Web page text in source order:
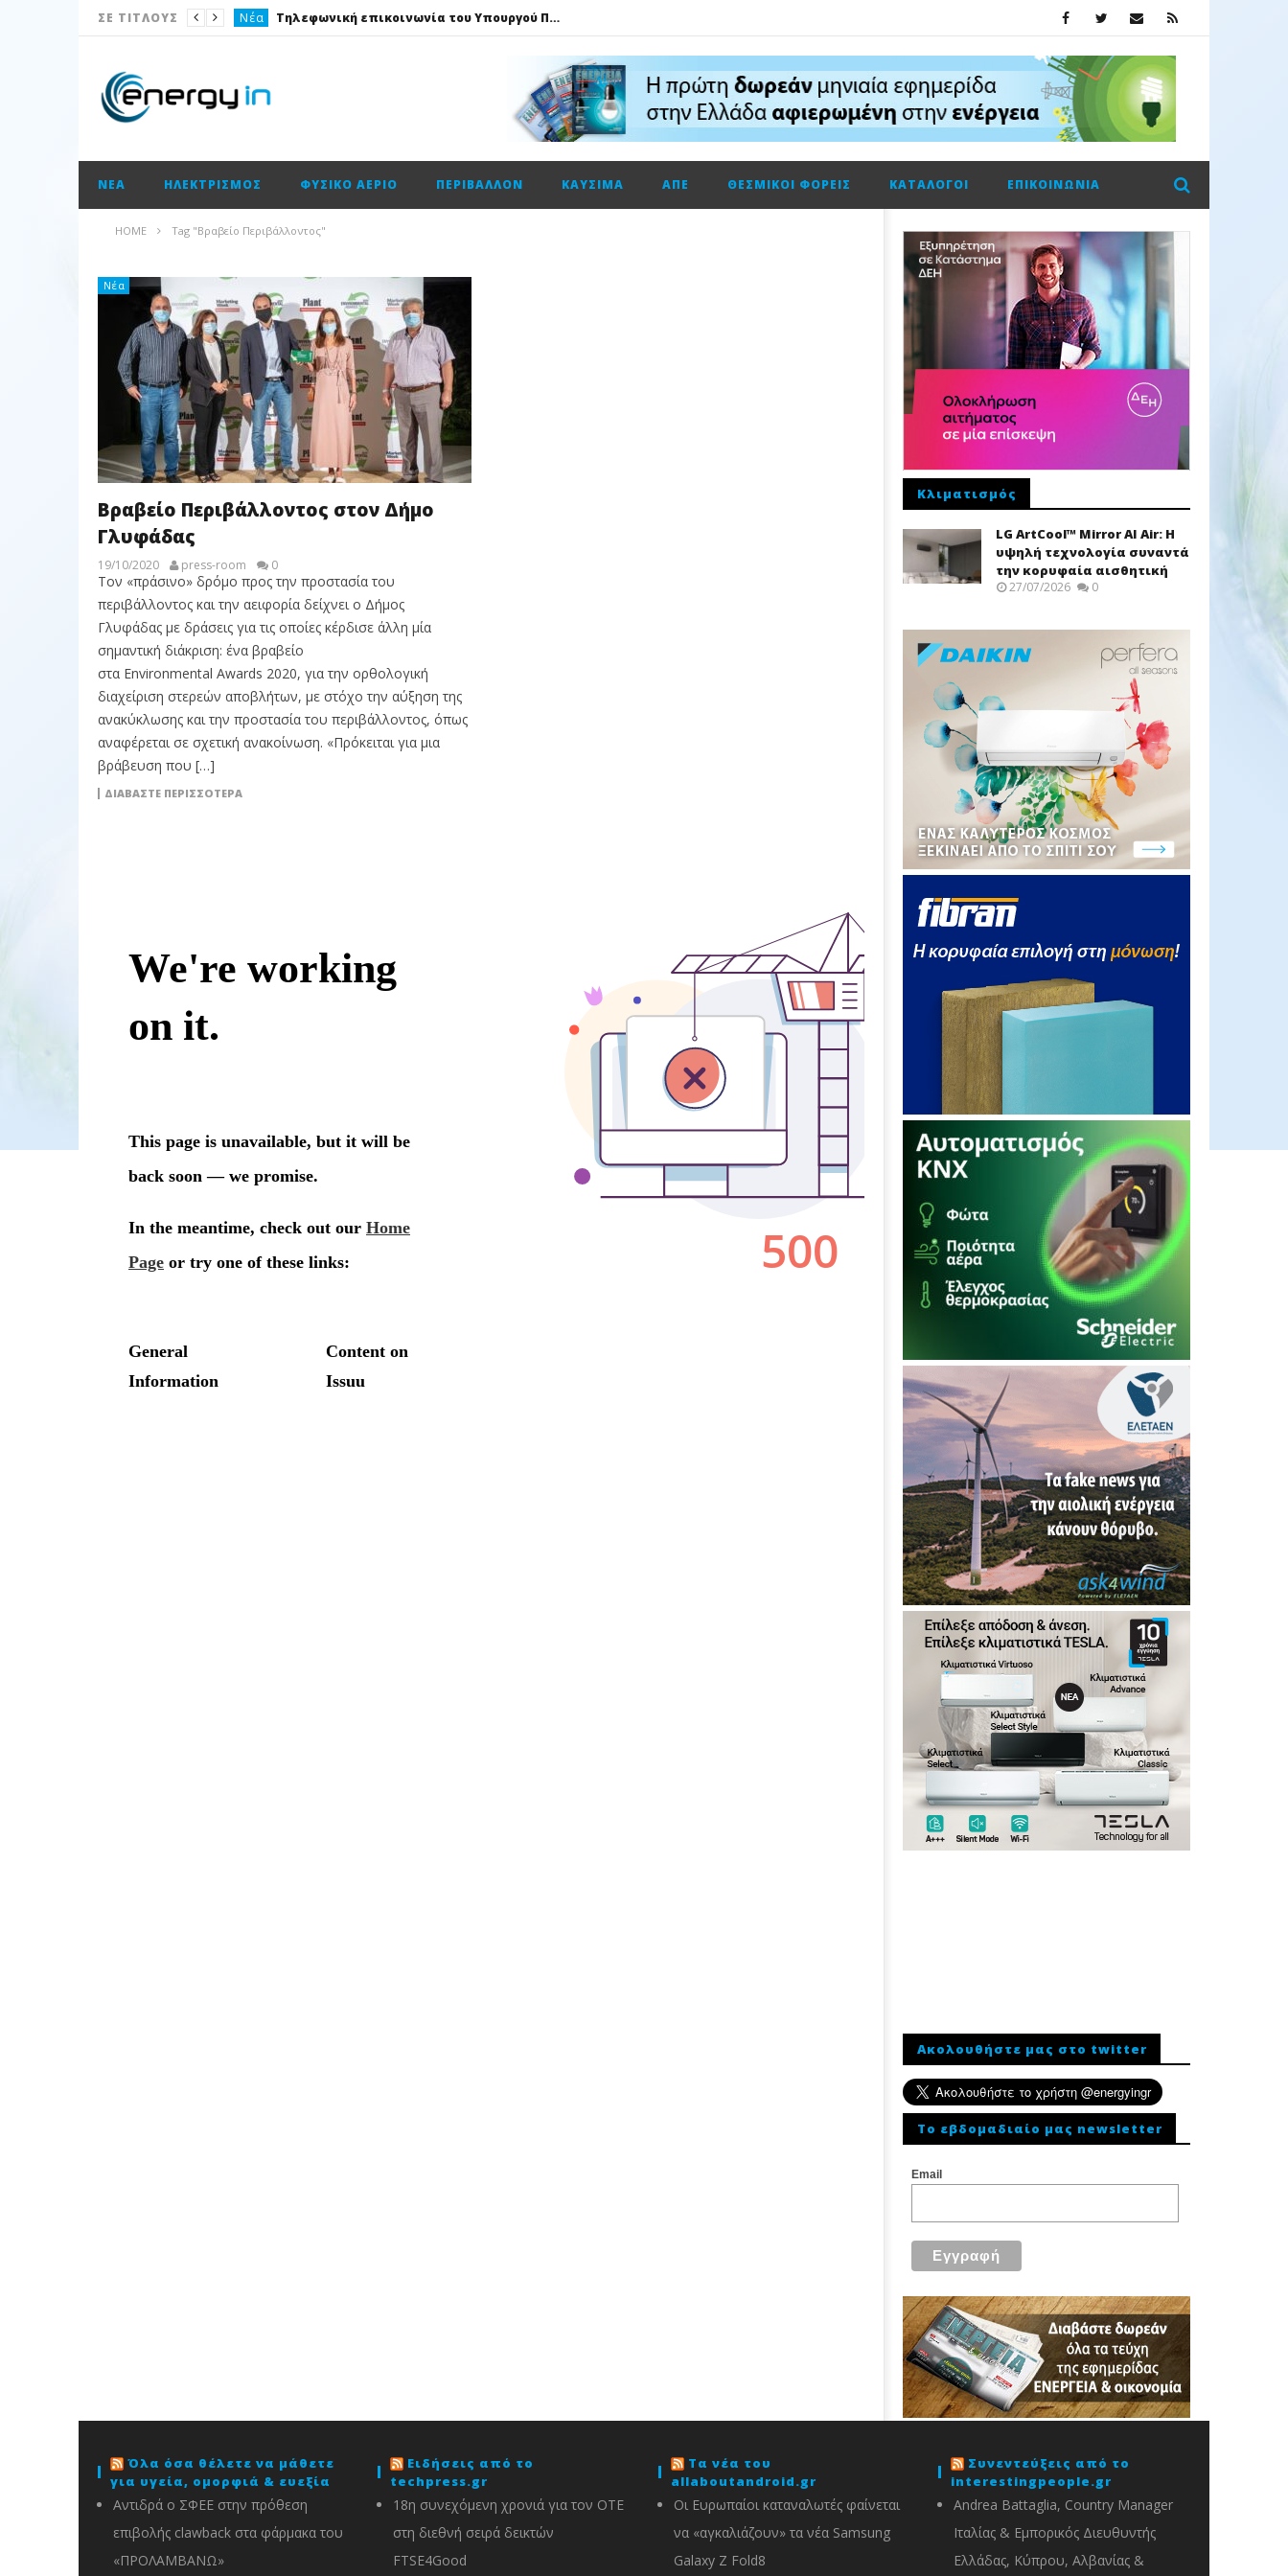
ΣΕ ΤΙΤΛΟΥΣ Νέα Τηλεφωνική επικοινωνία του Υπουργού Περιβάλλοντος και Ενέργειας, κ. Σταύρου Παπασταύρου με τον Ισραηλινό ομόλογό του, κ. Eli Cohen
Ηλεκτρισμός GSI: Η είσοδος της Meridiam αλλάζει τα δεδομένα για τη διασύνδεση Ελλάδας – Κύπρου
Ο Όμιλος AKTOR εξαγοράζει το 75% των εταιρειών ΗΛΕΚΤΩΡ και THALIS στο πλαίσιο στρατηγικής συνεργασίας με τον Όμιλο ΜΟΤΟΡ ΟΪΛ
Ισολογισμοί Metlen: Σε επίπεδο ρεκόρ τα EBITDA το εξάμηνο, στα 550 εκατ. ευρώ – Κέρδη 2,18 ευρώ ανά μετοχή
Ισολογισμοί
ΝΈΑ ΗΛΕΚΤΡΙΣΜΌΣ ΦΥΣΙΚΌ ΑΈΡΙΟ ΠΕΡΙΒΆΛΛΟΝ ΚΑΎΣΙΜΑ ΑΠΕ ΘΕΣΜΙΚΟΊ ΦΟΡΕΊΣ ΚΑΤΆΛΟΓΟΙ ΕΠΙΚΟΙΝΩΝΊΑ
HOME Tag "Βραβείο Περιβάλλοντος"
Νέα
Βραβείο Περιβάλλοντος στον Δήμο
Γλυφάδας
19/10/2020 press-room 0
Τον «πράσινο» δρόμο προς την προστασία του
περιβάλλοντος και την αειφορία δείχνει ο Δήμος
Γλυφάδας με δράσεις για τις οποίες κέρδισε άλλη μία
σημαντική διάκριση: ένα βραβείο
στα Environmental Awards 2020, για την ορθολογική
διαχείριση στερεών αποβλήτων, με στόχο την αύξηση της
ανακύκλωσης και την προστασία του περιβάλλοντος, όπως
αναφέρεται σε σχετική ανακοίνωση. «Πρόκειται για μια
βράβευση που […]
ΔΙΑΒΆΣΤΕ ΠΕΡΙΣΣΌΤΕΡΑ
Κλιματισμός
LG ArtCool™ Mirror AI Air: Η
υψηλή τεχνολογία συναντά
την κορυφαία αισθητική
27/07/2026 0
Ακολουθήστε μας στο twitter
To εβδομαδιαίο μας newsletter
Email
Όλα όσα θέλετε να μάθετε
για υγεία, ομορφιά & ευεξία
Αντιδρά ο ΣΦΕΕ στην πρόθεση
επιβολής clawback στα φάρμακα του
«ΠΡΟΛΑΜΒΑΝΩ»
Ειδήσεις από το
techpress.gr
18η συνεχόμενη χρονιά για τον ΟΤΕ
στη διεθνή σειρά δεικτών
FTSE4Good
Τα νέα του
allaboutandroid.gr
Οι Ευρωπαίοι καταναλωτές φαίνεται
να «αγκαλιάζουν» τα νέα Samsung
Galaxy Z Fold8
Συνεντεύξεις από το
interestingpeople.gr
Andrea Battaglia, Country Manager
Ιταλίας & Εμπορικός Διευθυντής
Ελλάδας, Κύπρου, Αλβανίας &